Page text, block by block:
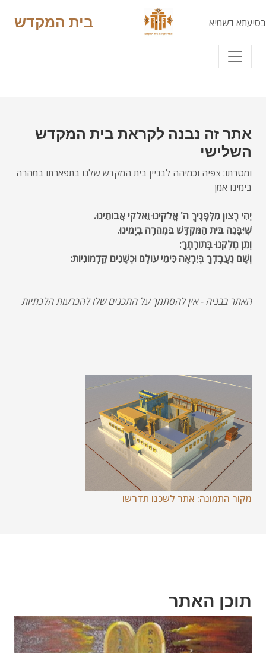
בסיעתא דשמיא בית המקדש
אתר זה נבנה לקראת בית המקדש
השלישי
ומטרתו: צפיה וכמיהה לבניין בית המקדש שלנו בתפארתו במהרה
בימינו אמן
יְהִי רָצון מִלְּפָנֶיךָ ה' אֱלקינוּ וֵאלקי אֲבותֵינוּ.
שֶׁיִּבָּנֶה בֵּית הַמִּקְדָּשׁ בִּמְהֵרָה בְיָמֵינוּ.
וְתֵן חֶלְקֵנוּ בְּתורָתֶךָ:
וְשָׁם נַעֲבָדְךָ בְּיִרְאָה כִּימֵי עולָם וּכְשָׁנִים קַדְמונִיות:
האתר בבניה - אין להסתמך על התכנים שלו להכרעות הלכתיות
מקור התמונה: אתר לשכנו תדרשו
תוכן האתר